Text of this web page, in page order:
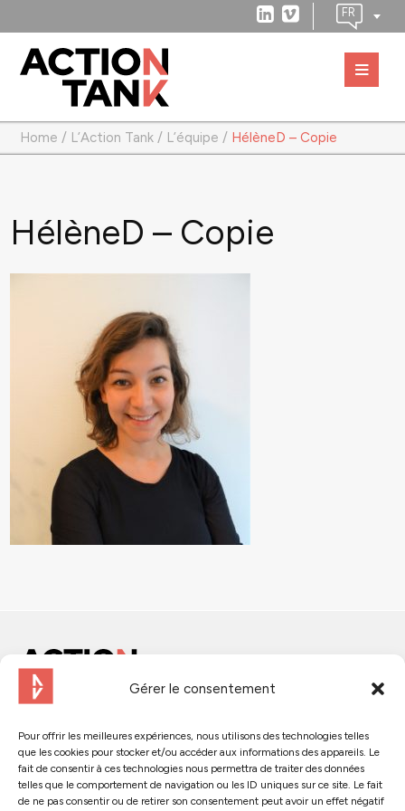
Gérer le consentement
Pour offrir les meilleures expériences, nous utilisons des technologies telles
que les cookies pour stocker et/ou accéder aux informations des appareils. Le
fait de consentir à ces technologies nous permettra de traiter des données
telles que le comportement de navigation ou les ID uniques sur ce site. Le fait
de ne pas consentir ou de retirer son consentement peut avoir un effet négatif
Home / L’Action Tank / L’équipe / HélèneD – Copie
HélèneD – Copie
Suivez-nous :